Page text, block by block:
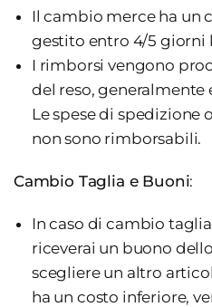
Il cambio merce ha un
gestito entro 4/5 giorni
I rimborsi vengono
del reso, generalmente
Le spese di spedizione
non sono rimborsabili.
Cambio Taglia e Buoni:
In caso di cambio
riceverai un buono
scegliere un altro
ha un costo inferiore,